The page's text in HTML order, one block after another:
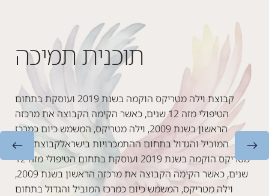
תוכנית תמיכה
קבוצת וילה מטריקס הוקמה בשנת 2019 ועוסקת בתחום
הטיפולי מזה 12 שנים, כאשר הקימה הקבוצה את מרכזה
הראשון בשנת 2009, וילה מטריקס, המשמש כיום כמרכז
המוביל והגדול בתחום ההתמכרויות בישראלקבוצת וילה
מטריקס הוקמה בשנת 2019 ועוסקת בתחום הטיפולי מזה 12
שנים, כאשר הקימה הקבוצה את מרכזה הראשון בשנת 2009,
וילה מטריקס, המשמש כיום כמרכז המוביל והגדול בתחום
כיום